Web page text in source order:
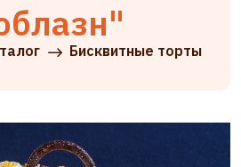
Бисквитные торты